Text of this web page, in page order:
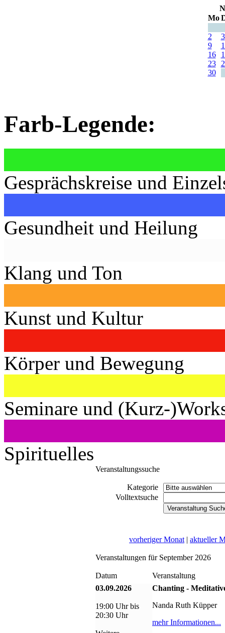
Mo
2
3
9
16
23
30
Farb-Legende:
Gesprächskreise und
Gesundheit und Heilung
Klang und Ton
Kunst und Kultur
Körper und Bewegung
Seminare und (Kurz-
Spirituelles
Veranstaltungssuche
Kategorie
Volltextsuche
vorheriger Monat | aktueller
Veranstaltungen für September 2026
Datum
Veranstaltung
03.09.2026
19:00 Uhr bis
20:30 Uhr
Chanting -
Nanda Ruth Küpper
mehr Informationen...